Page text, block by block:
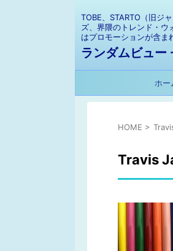
TOBE、STARTO（旧ジ
ズ、界隈のトレンド・
はプロモーションが含ま
ランダムビュー
ホー
HOME >
Travis